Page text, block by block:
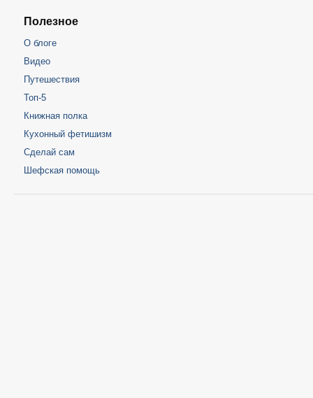
Полезное
О блоге
Видео
Путешествия
Топ-5
Книжная полка
Кухонный фетишизм
Сделай сам
Шефская помощь